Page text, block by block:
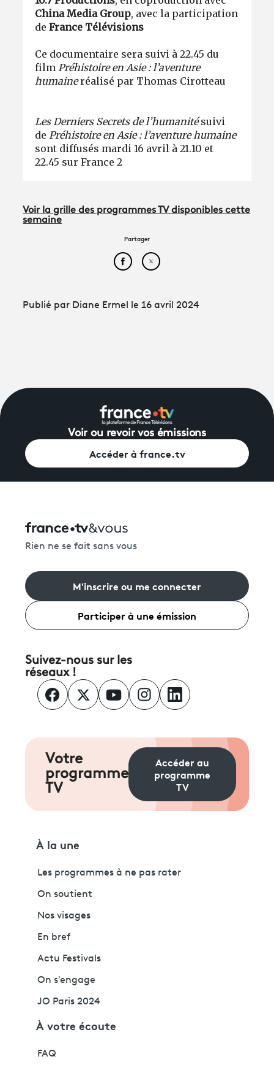
China Media Group, avec la participation
deFrance Télévisions
Ce documentaire sera suivi à 22.45 du
filmPréhistoire en Asie : l’aventure
humaineréalisé par Thomas Cirotteau
Les Derniers Secrets de l’humanitésuivi
dePréhistoire en Asie : l’aventure humaine
sont diffusés mardi 16 avril à 21.10 et
22.45 sur France 2
Voir la grille des programmes TV disponibles cette
semaine
Partager
Partager cet article sur
Partager cet article sur
Publié par Diane Ermel le 16 avril 2024
Voir ou revoir vos émissions
Accéder à france.tv
Rien ne se fait sans vous
M'inscrire ou me connecter
Participer à une émission
Suivez-nous sur les
réseaux !
Votre
programme
TV
Accéder au
programme
TV
À la une
Les programmes à ne pas rater
On soutient
Nos visages
En bref
Actu Festivals
On s'engage
JO Paris 2024
À votre écoute
FAQ